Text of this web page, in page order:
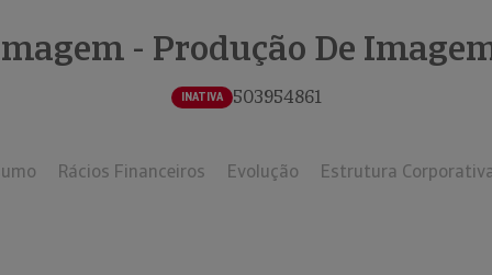
e Monitorização de
| Estudos e
- Produção De
INATIVA 503954861
Rácios Financeiros Evolução Estrutura Corporativa